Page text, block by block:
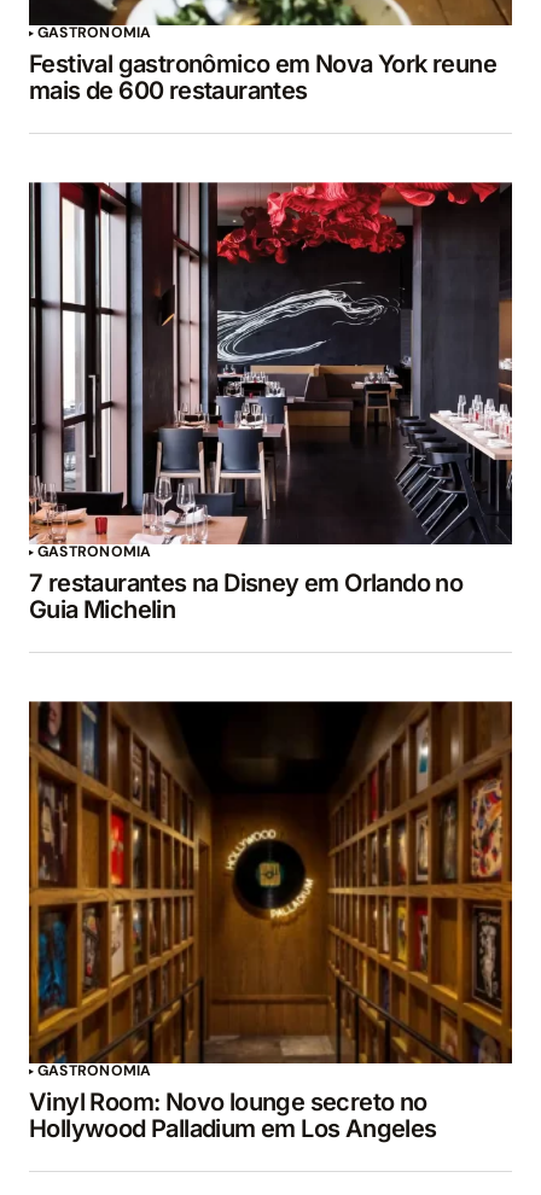
GASTRONOMIA
Festival gastronômico em Nova York reune
mais de 600 restaurantes
GASTRONOMIA
7 restaurantes na Disney em Orlando no
Guia Michelin
GASTRONOMIA
Vinyl Room: Novo lounge secreto no
Hollywood Palladium em Los Angeles